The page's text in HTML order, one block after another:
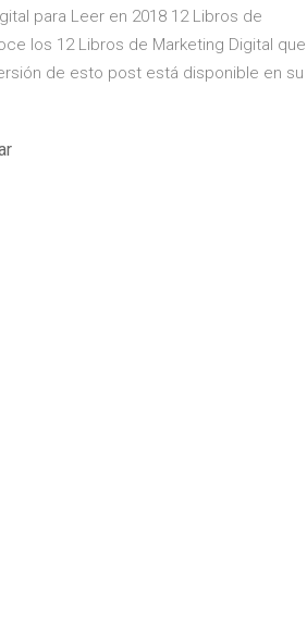
para Leer en 2018 12 Libros de
los 12 Libros de Marketing Digital que
de esto post está disponible en su